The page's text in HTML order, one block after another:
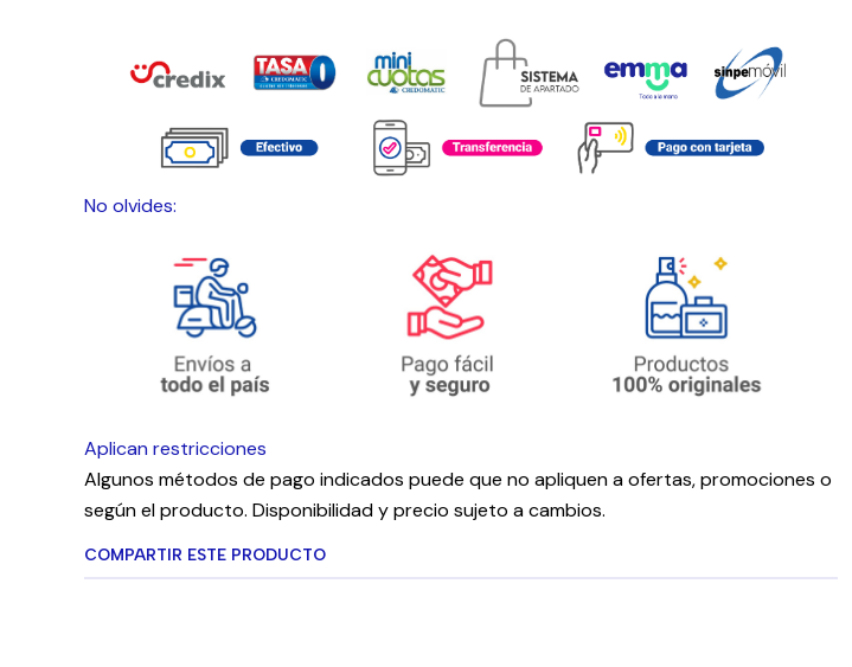
No olvides:
Aplican restricciones
Algunos métodos de pago indicados puede que no apliquen a ofertas, promociones o
según el producto. Disponibilidad y precio sujeto a cambios.
COMPARTIR ESTE PRODUCTO